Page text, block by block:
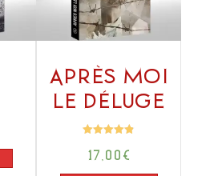
Après moi
le déluge
4.86
sur 5
17,00 €